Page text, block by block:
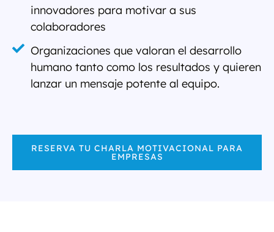
innovadores para motivar a sus
colaboradores
Organizaciones que valoran el desarrollo
humano tanto como los resultados y quieren
lanzar un mensaje potente al equipo.
RESERVA TU CHARLA MOTIVACIONAL PARA
EMPRESAS